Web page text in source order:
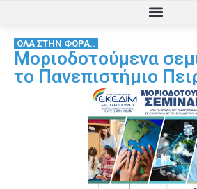
ΟΛΑ ΣΤΗΝ ΦΟΡΑ..
Μοριοδοτούμενα
το Πανεπιστήμιο